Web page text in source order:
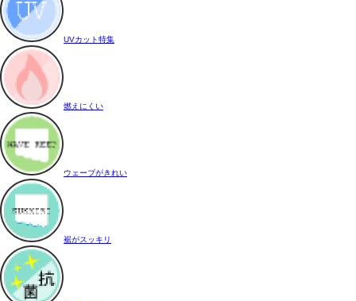
UVカット特集
燃えにくい
ウェーブがきれい
裾がスッキリ